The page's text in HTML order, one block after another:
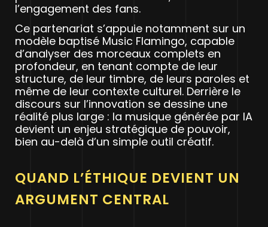
l’engagement des fans.
Ce partenariat s’appuie notamment sur un
modèle baptisé Music Flamingo, capable
d’analyser des morceaux complets en
profondeur, en tenant compte de leur
structure, de leur timbre, de leurs paroles et
même de leur contexte culturel. Derrière le
discours sur l’innovation se dessine une
réalité plus large : la musique générée par IA
devient un enjeu stratégique de pouvoir,
bien au-delà d’un simple outil créatif.
QUAND L’ÉTHIQUE DEVIENT UN
ARGUMENT CENTRAL